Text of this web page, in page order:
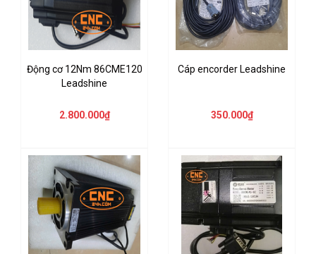
Động cơ 12Nm 86CME120
Leadshine
2.800.000₫
Cáp encorder Leadshine
350.000₫